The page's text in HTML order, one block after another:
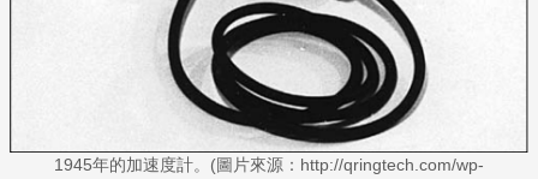
1945年的加速度計。(圖片來源：http://qringtech.com/wp-